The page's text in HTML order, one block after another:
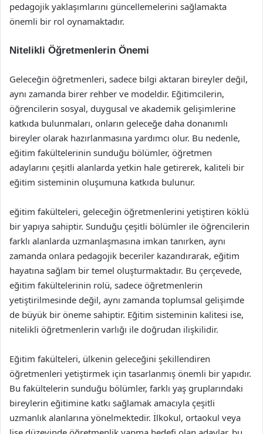
pedagojik yaklaşımlarını güncellemelerini sağlamakta
önemli bir rol oynamaktadır.
Nitelikli Öğretmenlerin Önemi
Geleceğin öğretmenleri, sadece bilgi aktaran bireyler değil,
aynı zamanda birer rehber ve modeldir. Eğitimcilerin,
öğrencilerin sosyal, duygusal ve akademik gelişimlerine
katkıda bulunmaları, onların geleceğe daha donanımlı
bireyler olarak hazırlanmasına yardımcı olur. Bu nedenle,
eğitim fakültelerinin sunduğu bölümler, öğretmen
adaylarını çeşitli alanlarda yetkin hale getirerek, kaliteli bir
eğitim sisteminin oluşumuna katkıda bulunur.
eğitim fakülteleri, geleceğin öğretmenlerini yetiştiren köklü
bir yapıya sahiptir. Sunduğu çeşitli bölümler ile öğrencilerin
farklı alanlarda uzmanlaşmasına imkan tanırken, aynı
zamanda onlara pedagojik beceriler kazandırarak, eğitim
hayatına sağlam bir temel oluşturmaktadır. Bu çerçevede,
eğitim fakültelerinin rolü, sadece öğretmenlerin
yetiştirilmesinde değil, aynı zamanda toplumsal gelişimde
de büyük bir öneme sahiptir. Eğitim sisteminin kalitesi ise,
nitelikli öğretmenlerin varlığı ile doğrudan ilişkilidir.
Eğitim fakülteleri, ülkenin geleceğini şekillendiren
öğretmenleri yetiştirmek için tasarlanmış önemli bir yapıdır.
Bu fakültelerin sunduğu bölümler, farklı yaş gruplarındaki
bireylerin eğitimine katkı sağlamak amacıyla çeşitli
uzmanlık alanlarına yönelmektedir. İlkokul, ortaokul veya